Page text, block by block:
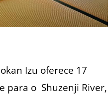
Izu oferece 17
para o Shuzenji River,